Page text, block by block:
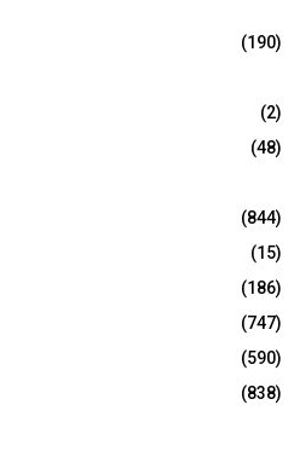
(190)
(2)
(48)
(844)
(15)
(186)
(747)
(590)
(838)